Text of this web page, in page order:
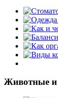
Животные и